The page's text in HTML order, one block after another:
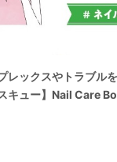
レックスやトラブル
キュー】Nail Care